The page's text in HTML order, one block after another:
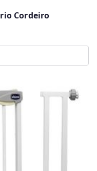
Cordeiro